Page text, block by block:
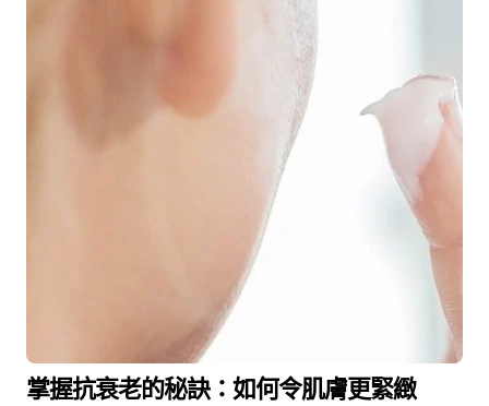
掌握抗衰老的秘訣：如何令肌膚更緊緻